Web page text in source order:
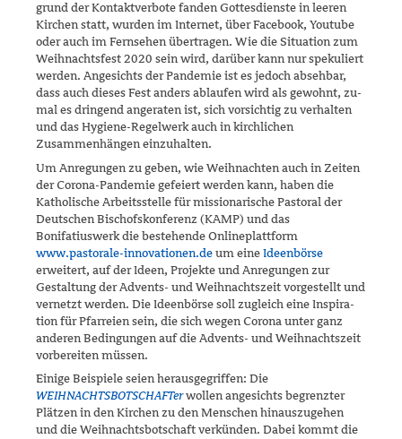
grund der Kontaktverbote fanden Gottesdienste in leeren
Kirchen statt, wurden im Internet, über Facebook, Youtube
oder auch im Fernsehen übertragen. Wie die Situation zum
Weihnachtsfest 2020 sein wird, dar­über kann nur spekuliert
werden. Angesichts der Pandemie ist es jedoch absehbar,
dass auch dieses Fest anders ablaufen wird als gewohnt, zu­
mal es dringend angeraten ist, sich vorsichtig zu verhalten
und das Hygiene-Regelwerk auch in kirchlichen
Zusammenhängen einzuhalten.
Um Anregungen zu geben, wie Weihnachten auch in Zeiten
der Corona-Pandemie gefeiert werden kann, haben die
Katholische Arbeitsstelle für missionarische Pastoral der
Deutschen Bischofskonferenz (KAMP) und das
Bonifatiuswerk die bestehende Onlineplattform
www.pastorale-innovationen.de um eine Ideenbörse
erweitert, auf der Ideen, Projekte und Anregungen zur
Gestaltung der Advents- und Weihnachtszeit vor­gestellt und
vernetzt werden. Die Ideenbörse soll zugleich eine Inspira­
tion für Pfarreien sein, die sich wegen Corona unter ganz
anderen Be­dingungen auf die Advents- und Weihnachtszeit
vorbereiten müssen.
Einige Beispiele seien herausgegriffen: Die
WEIHNACHTSBOTSCHAFTerwollen angesichts begrenzter
Plätzen in den Kirchen zu den Menschen hinauszugehen
und die Weihnachtsbotschaft verkünden. Dabei kommt die